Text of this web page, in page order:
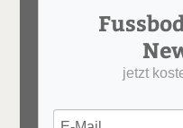
jetzt